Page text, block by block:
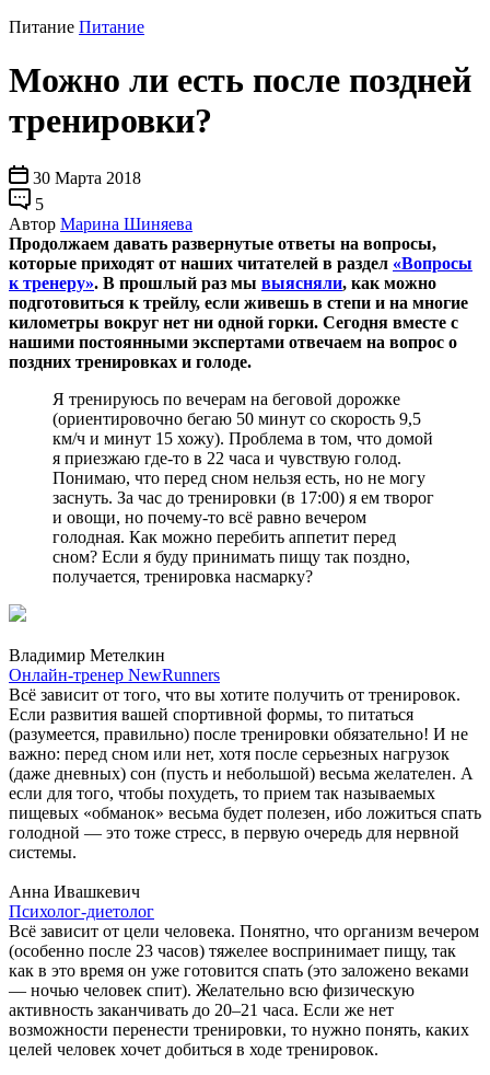
Питание Питание
Можно ли есть после поздней
тренировки?
30 Марта 2018
5
Автор Марина Шиняева
Продолжаем давать развернутые ответы на вопросы,
которые приходят от наших читателей в раздел «Вопросы
к тренеру». В прошлый раз мы выясняли, как можно
подготовиться к трейлу, если живешь в степи и на многие
километры вокруг нет ни одной горки. Сегодня вместе с
нашими постоянными экспертами отвечаем на вопрос о
поздних тренировках и голоде.
Я тренируюсь по вечерам на беговой дорожке
(ориентировочно бегаю 50 минут со скорость 9,5
км/ч и минут 15 хожу). Проблема в том, что домой
я приезжаю где-то в 22 часа и чувствую голод.
Понимаю, что перед сном нельзя есть, но не могу
заснуть. За час до тренировки (в 17:00) я ем творог
и овощи, но почему-то всё равно вечером
голодная. Как можно перебить аппетит перед
сном? Если я буду принимать пищу так поздно,
получается, тренировка насмарку?
Владимир Метелкин
Онлайн-тренер NewRunners
Всё зависит от того, что вы хотите получить от тренировок.
Если развития вашей спортивной формы, то питаться
(разумеется, правильно) после тренировки обязательно! И не
важно: перед сном или нет, хотя после серьезных нагрузок
(даже дневных) сон (пусть и небольшой) весьма желателен. А
если для того, чтобы похудеть, то прием так называемых
пищевых «обманок» весьма будет полезен, ибо ложиться спать
голодной — это тоже стресс, в первую очередь для нервной
системы.
Анна Ивашкевич
Психолог-диетолог
Всё зависит от цели человека. Понятно, что организм вечером
(особенно после 23 часов) тяжелее воспринимает пищу, так
как в это время он уже готовится спать (это заложено веками
— ночью человек спит). Желательно всю физическую
активность заканчивать до 20–21 часа. Если же нет
возможности перенести тренировки, то нужно понять, каких
целей человек хочет добиться в ходе тренировок.